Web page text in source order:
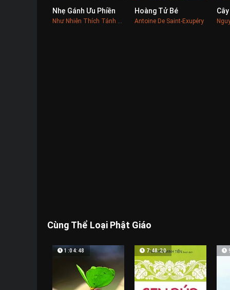
Nhẹ Gánh Ưu Phiền
Như Nhiên Thích Tánh Tuệ
Hoàng Tử Bé
Antoine De Saint-Exupéry
Cùng Thể Loại Phật Giáo
1:04:48 7:48:20